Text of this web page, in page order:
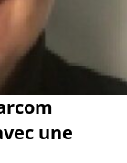
une